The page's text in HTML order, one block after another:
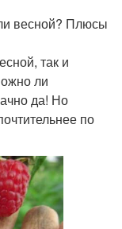
весной? Плюсы
так и
ли
да! Но
по